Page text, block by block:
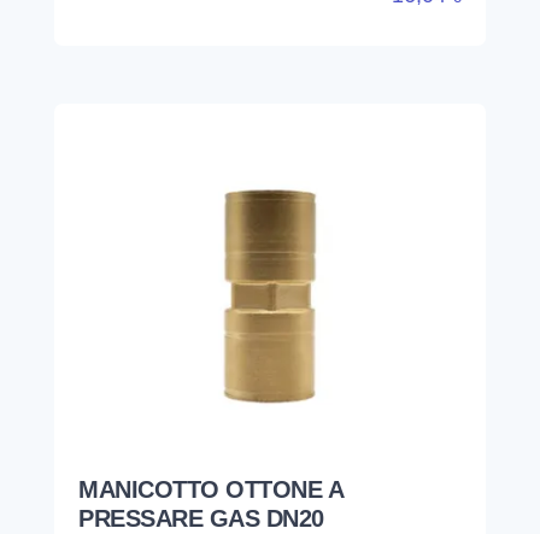
MANICOTTO OTTONE A
PRESSARE GAS DN20